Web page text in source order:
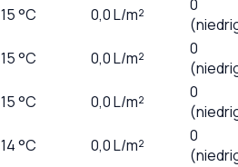
15°C 0,0L/m²
0
15°C 0,0L/m²
0
15°C 0,0L/m²
0
14°C 0,0L/m²
0